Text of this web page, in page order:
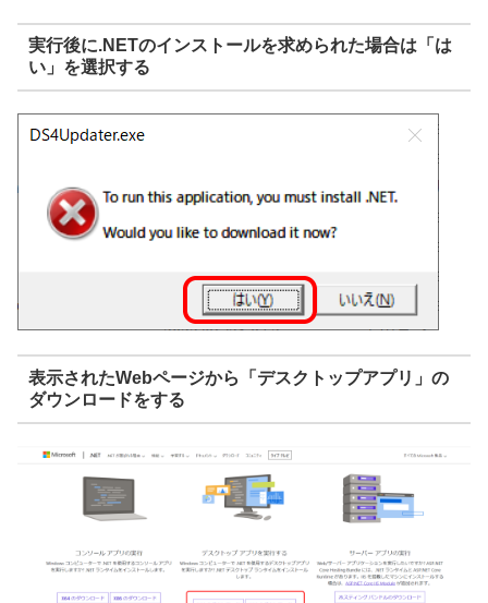
実行後に.NETのインストールを求められた場合は「は
い」を選択する
表示されたWebページから「デスクトップアプリ」の
ダウンロードをする